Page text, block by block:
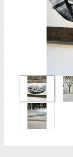
Terugblik
Terugblik PIP
Zoeken: